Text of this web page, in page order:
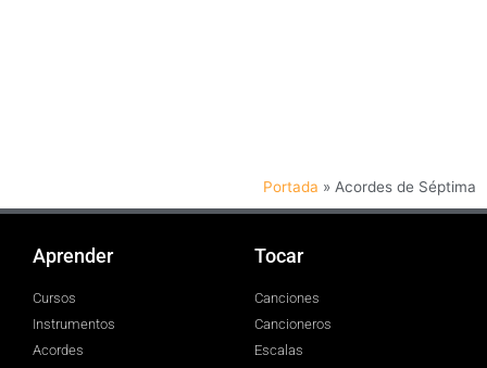
Portada » Acordes de Séptima
Aprender
Cursos
Instrumentos
Acordes
Tocar
Canciones
Cancioneros
Escalas